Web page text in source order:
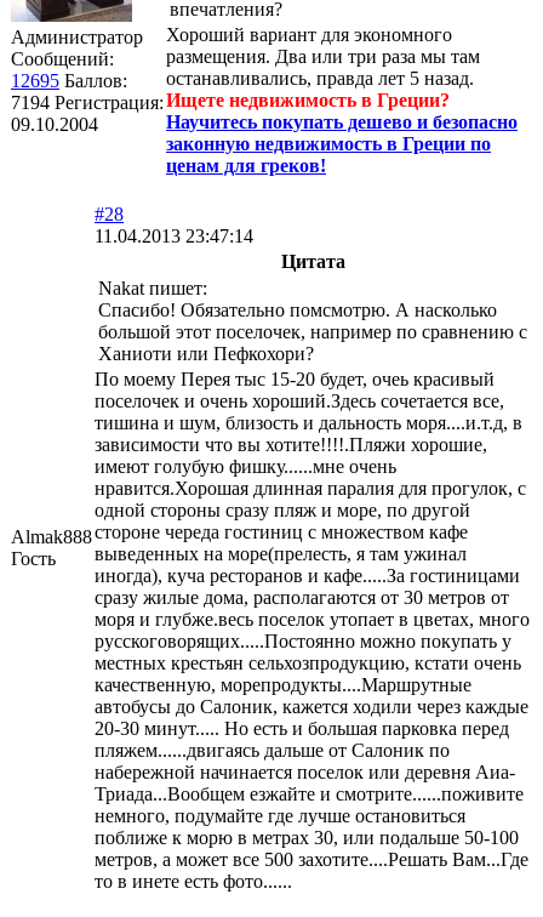
Администратор
Сообщений:
12695 Баллов:
7194 Регистрация:
09.10.2004
впечатления?
Хороший вариант для экономного
размещения. Два или три раза мы там
останавливались, правда лет 5 назад.
Ищете недвижимость в Греции?
Научитесь покупать дешево и безопасно
законную недвижимость в Греции по
ценам для греков!
Almak888
Гость
#28
11.04.2013 23:47:14
Цитата
Nakat пишет:
Спасибо! Обязательно помсмотрю. А насколько
большой этот поселочек, например по сравнению с
Ханиоти или Пефкохори?
По моему Перея тыс 15-20 будет, очеь красивый
поселочек и очень хороший.Здесь сочетается все,
тишина и шум, близость и дальность моря....и.т.д, в
зависимости что вы хотите!!!!.Пляжи хорошие,
имеют голубую фишку......мне очень
нравится.Хорошая длинная паралия для прогулок, с
одной стороны сразу пляж и море, по другой
стороне череда гостиниц с множеством кафе
выведенных на море(прелесть, я там ужинал
иногда), куча ресторанов и кафе.....За гостиницами
сразу жилые дома, располагаются от 30 метров от
моря и глубже.весь поселок утопает в цветах, много
русскоговорящих.....Постоянно можно покупать у
местных крестьян сельхозпродукцию, кстати очень
качественную, морепродукты....Маршрутные
автобусы до Салоник, кажется ходили через каждые
20-30 минут..... Но есть и большая парковка перед
пляжем......двигаясь дальше от Салоник по
набережной начинается поселок или деревня Аиа-
Триада...Вообщем езжайте и смотрите......поживите
немного, подумайте где лучше остановиться
поближе к морю в метрах 30, или подальше 50-100
метров, а может все 500 захотите....Решать Вам...Где
то в инете есть фото......